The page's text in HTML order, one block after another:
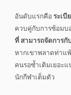
อันดับแรกคือระเบี
ควบคู่กับการซ้อมบ
ที่ สามารถจัดการ
หากเขาพลาดท่าแ
คนรอซ้ำเติมเยอะ
นักกีฬาเต็มตัว